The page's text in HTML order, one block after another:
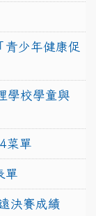
少年健康促
學校學童與
菜單
單
決賽成績